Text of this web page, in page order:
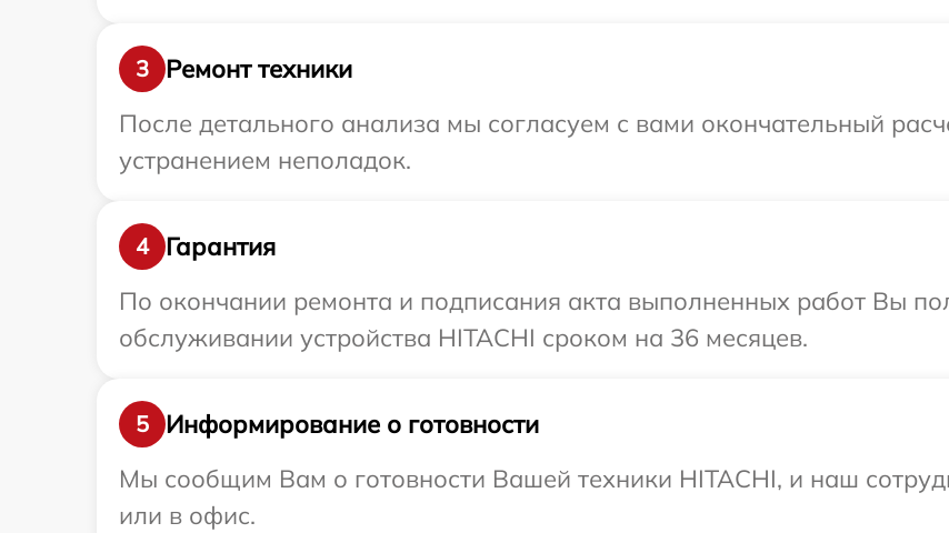
3
Ремонт техники
После детального анализа мы согласуем с вами окончательный
устранением неполадок.
4
Гарантия
По окончании ремонта и подписания акта выполненных работ Вы
обслуживании устройства HITACHI сроком на 36 месяцев.
5
Информирование о готовности
Мы сообщим Вам о готовности Вашей техники HITACHI, и наш
или в офис.